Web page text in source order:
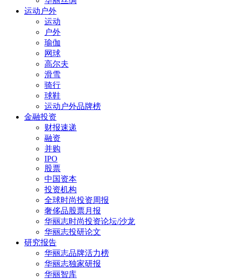
运动户外
运动
户外
瑜伽
网球
高尔夫
滑雪
骑行
球鞋
运动户外品牌榜
金融投资
财报速递
融资
并购
IPO
股票
中国资本
投资机构
全球时尚投资周报
奢侈品股票月报
华丽志时尚投资论坛/沙龙
华丽志投研论文
研究报告
华丽志品牌活力榜
华丽志独家研报
华丽智库